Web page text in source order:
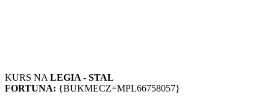
KURS NA LEGIA - STAL
FORTUNA: {BUKMECZ=MPL66758057}